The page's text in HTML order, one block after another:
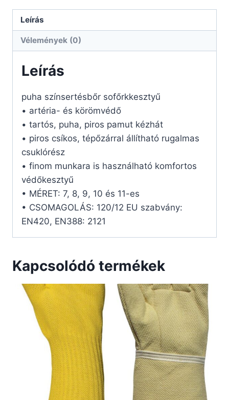
Leírás
Vélemények (0)
Leírás
puha színsertésbőr sofőrkkesztyű
• artéria- és körömvédő
• tartós, puha, piros pamut kézhát
• piros csíkos, tépőzárral állítható rugalmas
csuklórész
• finom munkara is használható komfortos
védőkesztyű
• MÉRET: 7, 8, 9, 10 és 11-es
• CSOMAGOLÁS: 120/12 EU szabvány:
EN420, EN388: 2121
Kapcsolódó termékek